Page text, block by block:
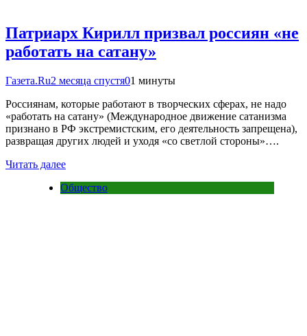
Патриарх Кирилл призвал россиян «не
работать на сатану»
Газета.Ru2 месяца спустя01 минуты
Россиянам, которые работают в творческих сферах, не надо
«работать на сатану» (Международное движение сатанизма
признано в РФ экстремистским, его деятельность запрещена),
развращая других людей и уходя «со светлой стороны»….
Читать далее
Общество